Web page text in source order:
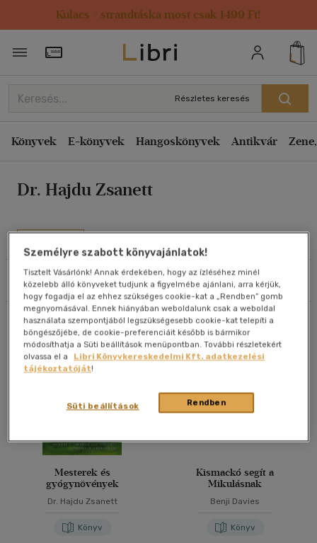
Kulacs / strandtáska most csak 1499 Ft!
Törzsvásárlói Kártya adatai
Részletes keresés
Könyvek E-könyvek Hangoskönyvek Antikvár
Dr. Hajdu Zsanett
Művei
Szűrés Rendezés
Rendezés
Kiadás éve szerint csökkenő
Ár szerint csökkenő
Eladott darabszám szerint csökkenő
Cím szerint A-Z
Szerző szerint A-Z
Megjelenítés
20 db / oldal
40 db / oldal
Alkalmaz
Összesen3db
Mesterek és
gyógynövények
Dr. Hajdu Zsanett
Könyv
Kismackó segít a
Mikulásnak
Benji Davies
Könyv
Személyre szabott könyvajánlatok!
Tisztelt Vásárlónk! Annak érdekében, hogy az ízléséhez minél
közelebb álló könyveket tudjunk a figyelmébe ajánlani, arra kérjük,
hogy fogadja el az ehhez szükséges cookie-kat a „Rendben” gomb
megnyomásával. Ennek hiányában weboldalunk csak a weboldal
használata szempontjából legszükségesebb cookie-kat telepíti a
böngészőjébe, de cookie-preferenciáit később is bármikor
módosíthatja a Süti beállítások menüpontban. További részletekért
olvassa el a
Libri Könyvkereskedelmi Kft. adatkezelési
tájékoztatóját!
Rendben
Süti beállítások